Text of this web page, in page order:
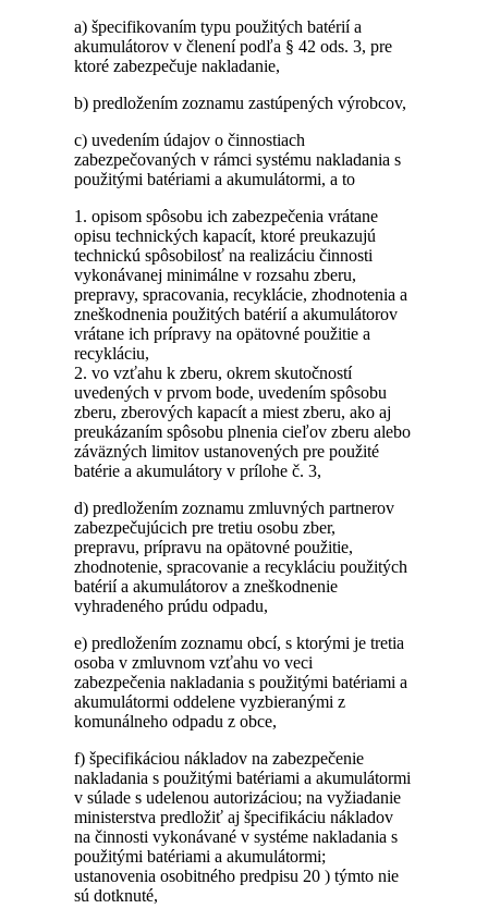
a) špecifikovaním typu použitých batérií a
akumulátorov v členení podľa § 42 ods. 3, pre
ktoré zabezpečuje nakladanie,
b) predložením zoznamu zastúpených výrobcov,
c) uvedením údajov o činnostiach
zabezpečovaných v rámci systému nakladania s
použitými batériami a akumulátormi, a to
1. opisom spôsobu ich zabezpečenia vrátane
opisu technických kapacít, ktoré preukazujú
technickú spôsobilosť na realizáciu činnosti
vykonávanej minimálne v rozsahu zberu,
prepravy, spracovania, recyklácie, zhodnotenia a
zneškodnenia použitých batérií a akumulátorov
vrátane ich prípravy na opätovné použitie a
recykláciu,
2. vo vzťahu k zberu, okrem skutočností
uvedených v prvom bode, uvedením spôsobu
zberu, zberových kapacít a miest zberu, ako aj
preukázaním spôsobu plnenia cieľov zberu alebo
záväzných limitov ustanovených pre použité
batérie a akumulátory v prílohe č. 3,
d) predložením zoznamu zmluvných partnerov
zabezpečujúcich pre tretiu osobu zber,
prepravu, prípravu na opätovné použitie,
zhodnotenie, spracovanie a recykláciu použitých
batérií a akumulátorov a zneškodnenie
vyhradeného prúdu odpadu,
e) predložením zoznamu obcí, s ktorými je tretia
osoba v zmluvnom vzťahu vo veci
zabezpečenia nakladania s použitými batériami a
akumulátormi oddelene vyzbieranými z
komunálneho odpadu z obce,
f) špecifikáciou nákladov na zabezpečenie
nakladania s použitými batériami a akumulátormi
v súlade s udelenou autorizáciou; na vyžiadanie
ministerstva predložiť aj špecifikáciu nákladov
na činnosti vykonávané v systéme nakladania s
použitými batériami a akumulátormi;
ustanovenia osobitného predpisu 20 ) týmto nie
sú dotknuté,